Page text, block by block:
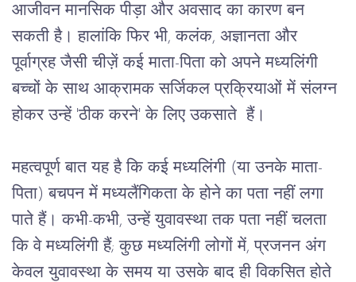
आजीवन मानसिक पीड़ा और अवसाद का कारण बन
सकती है। हालांकि फिर भी, कलंक, अज्ञानता और
पूर्वाग्रह जैसी चीज़ें कई माता-पिता को अपने मध्यलिंगी
बच्चों के साथ आक्रामक सर्जिकल प्रक्रियाओं में संलग्न
होकर उन्हें 'ठीक करने' के लिए उकसाते हैं।
महत्वपूर्ण बात यह है कि कई मध्यलिंगी (या उनके माता-
पिता) बचपन में मध्यलैंगिकता के होने का पता नहीं लगा
पाते हैं। कभी-कभी, उन्हें युवावस्था तक पता नहीं चलता
कि वे मध्यलिंगी हैं; कुछ मध्यलिंगी लोगों में, प्रजनन अंग
केवल युवावस्था के समय या उसके बाद ही विकसित होते